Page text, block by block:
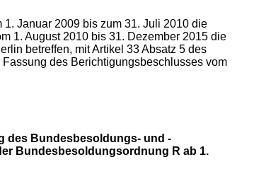
Januar 2009 bis zum 31. Juli 2010 die
1. August 2010 bis 31. Dezember 2015 die
betreffen, mit Artikel 33 Absatz 5 des
des Berichtigungsbeschlusses vom
des Bundesbesoldungs- und -
Bundesbesoldungsordnung R ab 1.